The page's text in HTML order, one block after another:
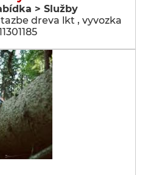
> Služby
dreva lkt , vyvozka